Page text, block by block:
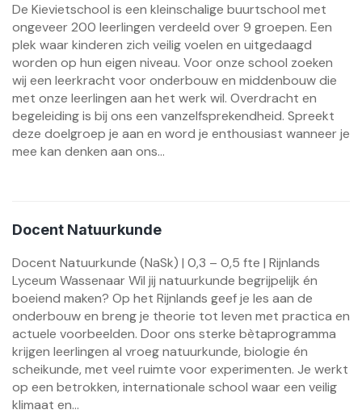
De Kievietschool is een kleinschalige buurtschool met
ongeveer 200 leerlingen verdeeld over 9 groepen. Een
plek waar kinderen zich veilig voelen en uitgedaagd
worden op hun eigen niveau. Voor onze school zoeken
wij een leerkracht voor onderbouw en middenbouw die
met onze leerlingen aan het werk wil. Overdracht en
begeleiding is bij ons een vanzelfsprekendheid. Spreekt
deze doelgroep je aan en word je enthousiast wanneer je
mee kan denken aan ons...
Docent Natuurkunde
Docent Natuurkunde (NaSk) | 0,3 – 0,5 fte | Rijnlands
Lyceum Wassenaar Wil jij natuurkunde begrijpelijk én
boeiend maken? Op het Rijnlands geef je les aan de
onderbouw en breng je theorie tot leven met practica en
actuele voorbeelden. Door ons sterke bèta­programma
krijgen leerlingen al vroeg natuurkunde, biologie én
scheikunde, met veel ruimte voor experimenten. Je werkt
op een betrokken, internationale school waar een veilig
klimaat en...